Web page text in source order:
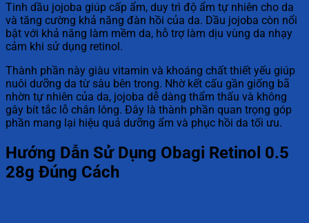
Tinh dầu jojoba giúp cấp ẩm, duy trì độ ẩm tự nhiên cho da
và tăng cường khả năng đàn hồi của da. Dầu jojoba còn nổi
bật với khả năng làm mềm da, hỗ trợ làm dịu vùng da nhạy
cảm khi sử dụng retinol.
Thành phần này giàu vitamin và khoáng chất thiết yếu giúp
nuôi dưỡng da từ sâu bên trong. Nhờ kết cấu gần giống bã
nhờn tự nhiên của da, jojoba dễ dàng thẩm thấu và không
gây bít tắc lỗ chân lông. Đây là thành phần quan trọng góp
phần mang lại hiệu quả dưỡng ẩm và phục hồi da tối ưu.
Hướng Dẫn Sử Dụng Obagi Retinol 0.5
28g Đúng Cách